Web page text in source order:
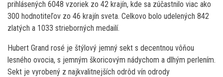
prihlásených 6048 vzoriek zo 42 krajín, kde sa zúčastnilo viac ako
300 hodnotiteľov zo 46 krajín sveta. Celkovo bolo udelených 842
zlatých a 1033 strieborných medailí.
Hubert Grand rosé je štýlový jemný sekt s decentnou vôňou
lesného ovocia, s jemným škoricovým nádychom a dlhým perlením.
Sekt je vyrobený z najkvalitnejších odrôd vín odrody